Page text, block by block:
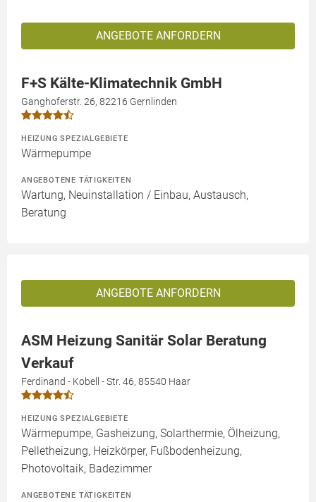
ANGEBOTE ANFORDERN
F+S Kälte-Klimatechnik GmbH
Ganghoferstr. 26, 82216 Gernlinden
HEIZUNG SPEZIALGEBIETE
Wärmepumpe
ANGEBOTENE TÄTIGKEITEN
Wartung, Neuinstallation / Einbau, Austausch,
Beratung
ANGEBOTE ANFORDERN
ASM Heizung Sanitär Solar Beratung
Verkauf
Ferdinand - Kobell - Str. 46, 85540 Haar
HEIZUNG SPEZIALGEBIETE
Wärmepumpe, Gasheizung, Solarthermie, Ölheizung,
Pelletheizung, Heizkörper, Fußbodenheizung,
Photovoltaik, Badezimmer
ANGEBOTENE TÄTIGKEITEN